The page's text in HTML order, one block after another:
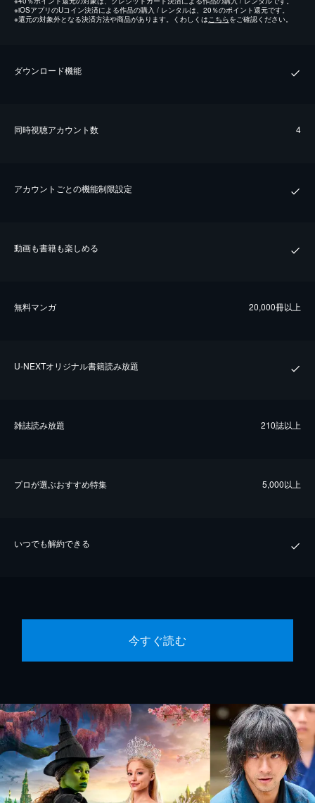
※iOSアプリのUコイン決済による作品の購入 / レンタルは、20％のポイント還元です。
※還元の対象外となる決済方法や商品があります。くわしくはこちらをご確認ください。
ダウンロード機能
同時視聴アカウント数 4
アカウントごとの機能制限設定
動画も書籍も楽しめる
無料マンガ 20,000冊以上
U-NEXTオリジナル書籍読み放題
雑誌読み放題 210誌以上
プロが選ぶおすすめ特集 5,000以上
いつでも解約できる
今すぐ読む